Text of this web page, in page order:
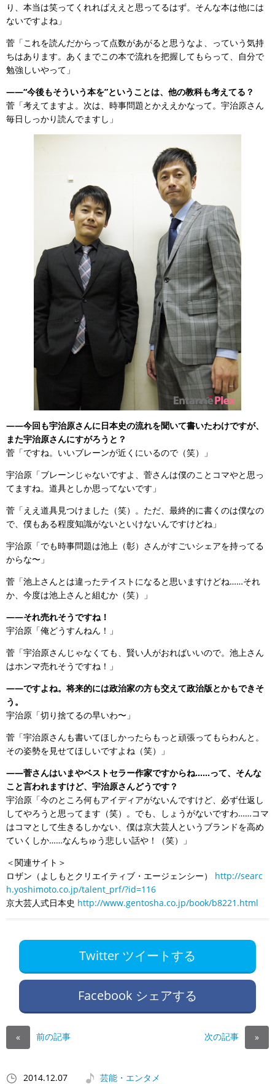
り、本当は笑ってくれればええと思ってるはず。そんな本は他には
ないですよね」
菅「これを読んだからって点数があがると思うなよ、っていう気持
ちはあります。あくまでこの本で流れを把握してもらって、自分で
勉強しいやって」
——“今後もそういう本を”ということは、他の教科も考えてる？
菅「考えてますよ。次は、時事問題とかええかなって。宇治原さん
毎日しっかり読んでますし」
——今回も宇治原さんに日本史の流れを聞いて書いたわけですが、
また宇治原さんにすがろうと？
菅「ですね。いいブレーンが近くにいるので（笑）」
宇治原「ブレーンじゃないですよ、菅さんは僕のことコマやと思っ
てますね。道具としか思ってないです」
菅「ええ道具見つけました（笑）。ただ、最終的に書くのは僕なの
で、僕もある程度知識がないといけないんですけどね」
宇治原「でも時事問題は池上（彰）さんがすごいシェアを持ってる
からな〜」
菅「池上さんとは違ったテイストになると思いますけどね……それ
か、今度は池上さんと組むか（笑）」
——それ売れそうですね！
宇治原「俺どうすんねん！」
菅「宇治原さんじゃなくても、賢い人がおればいいので。池上さん
はホンマ売れそうですね！」
——ですよね。将来的には政治家の方も交えて政治版とかもできそ
う。
宇治原「切り捨てるの早いわ〜」
菅「宇治原さんも書いてほしかったらもっと頑張ってもらわんと。
その姿勢を見せてほしいですよね（笑）」
——菅さんはいまやベストセラー作家ですからね……って、そんな
こと言われますけど、宇治原さんどうです？
宇治原「今のところ何もアイディアがないんですけど、必ず仕返し
してやろうと思ってます（笑）。でも、しょうがないですわ……コマ
はコマとして生きるしかない、僕は京大芸人というブランドを高め
ていくしか……なんちゅう悲しい話や！（笑）」
＜関連サイト＞
ロザン（よしもとクリエイティブ・エージェンシー） http://searc
h.yoshimoto.co.jp/talent_prf/?id=116
京大芸人式日本史 http://www.gentosha.co.jp/book/b8221.html
Twitter ツイートする
Facebook シェアする
« 前の記事 次の記事 »
2014.12.07 芸能・エンタメ